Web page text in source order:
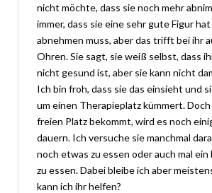
nicht möchte, dass sie noch mehr
immer, dass sie eine sehr gute Figur
abnehmen muss, aber das trifft bei ihr
Ohren. Sie sagt, sie weiß selbst, dass
nicht gesund ist, aber sie kann nicht
Ich bin froh, dass sie das einsieht und
um einen Therapieplatz kümmert.
freien Platz bekommt, wird es noch
dauern. Ich versuche sie manchmal
noch etwas zu essen oder auch mal
zu essen. Dabei bleibe ich aber
kann ich ihr helfen?